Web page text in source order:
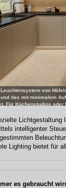
von
das mit minimalem
Für Küchenstudios
intelligenter
Lighting bietet für
es gebraucht